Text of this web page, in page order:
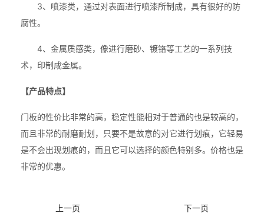
3、喷漆类，通过对表面进行喷漆所制成，具有很好的防
腐性。
4、金属质感类，像进行磨砂、镀铬等工艺的一系列技
术，印制成金属。
【产品特点】
门板的性价比非常的高，稳定性能相对于普通的也是较高的，
而且非常的耐磨耐划，只要不是故意的对它进行划痕，它轻易
是不会出现划痕的，而且它可以选择的颜色特别多。价格也是
非常的优惠。
上一页 下一页